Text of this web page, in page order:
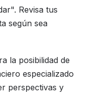
Revisa tus
según sea
la posibilidad de
especializado
perspectivas y